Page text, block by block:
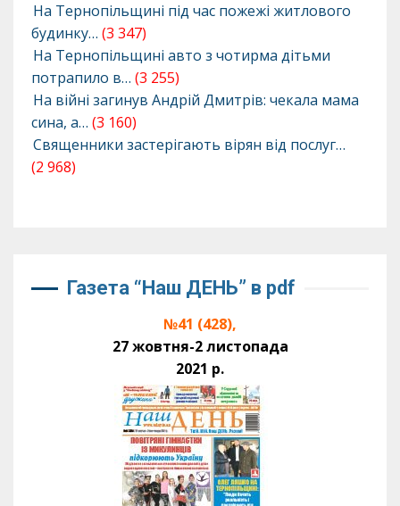
На Тернопільщині під час пожежі житлового
будинку… (3 347)
На Тернопільщині авто з чотирма дітьми
потрапило в… (3 255)
На війні загинув Андрій Дмитрів: чекала мама
сина, а… (3 160)
Священники застерігають вірян від послуг…
(2 968)
Газета “Наш ДЕНЬ” в pdf
№41 (428),
27 жовтня-2 листопада
2021 р.